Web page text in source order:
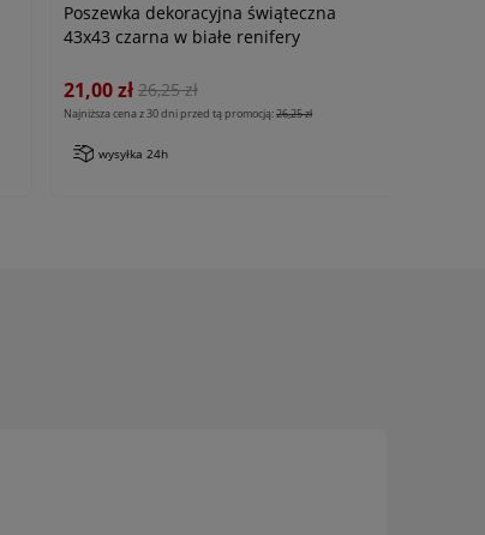
Poszewka dekoracyjna świąteczna
43x43 czarna w białe renifery
21,00 zł 26,25 zł
Najniższa cena z 30 dni przed tą promocją:26,25 zł
wysyłka 24h